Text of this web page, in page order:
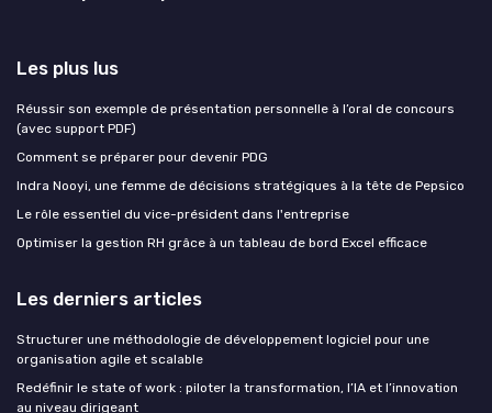
Les plus lus
Réussir son exemple de présentation personnelle à l’oral de concours
(avec support PDF)
Comment se préparer pour devenir PDG
Indra Nooyi, une femme de décisions stratégiques à la tête de Pepsico
Le rôle essentiel du vice-président dans l'entreprise
Optimiser la gestion RH grâce à un tableau de bord Excel efficace
Les derniers articles
Structurer une méthodologie de développement logiciel pour une
organisation agile et scalable
Redéfinir le state of work : piloter la transformation, l’IA et l’innovation
au niveau dirigeant